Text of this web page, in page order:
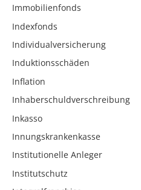
Immobilienfonds
Indexfonds
Individualversicherung
Induktionsschäden
Inflation
Inhaberschuldverschreibung
Inkasso
Innungskrankenkasse
Institutionelle Anleger
Institutschutz